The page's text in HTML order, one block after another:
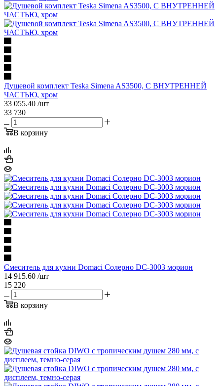
Душевой комплект Teska Simena AS3500, С ВНУТРЕННЕЙ
ЧАСТЬЮ, хром
33 055.40 /шт
33 730
В корзину
Смеситель для кухни Domaci Солерно DC-3003 морион
14 915.60 /шт
15 220
В корзину